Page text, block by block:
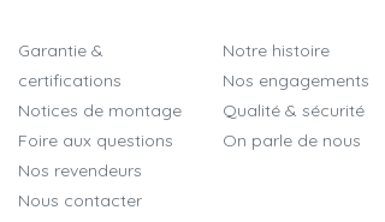
Garantie &
certifications
Notices de montage
Foire aux questions
Nos revendeurs
Nous contacter
Notre histoire
Nos engagements
Qualité & sécurité
On parle de nous